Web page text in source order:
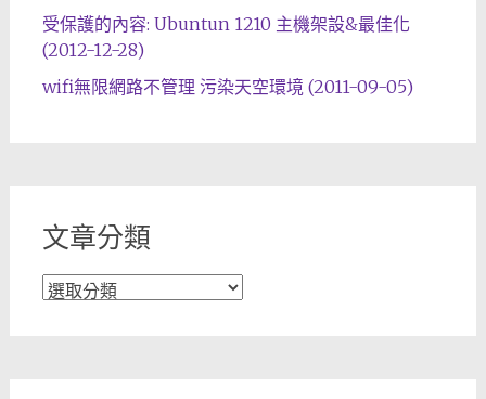
受保護的內容: Ubuntun 1210 主機架設&最佳化
(2012-12-28)
wifi無限網路不管理 污染天空環境 (2011-09-05)
文章分類
文